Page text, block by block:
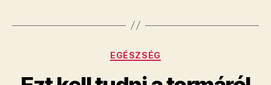
Kategóriák
EGÉSZSÉG